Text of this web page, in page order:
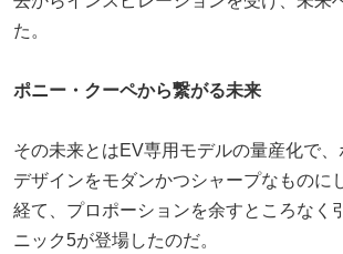
た。
ポニー・クーペから繋がる未来
その未来とはEV専用モデルの量産化で
デザインをモダンかつシャープなものに
経て、プロポーションを余すところなく
ニック5が登場したのだ。